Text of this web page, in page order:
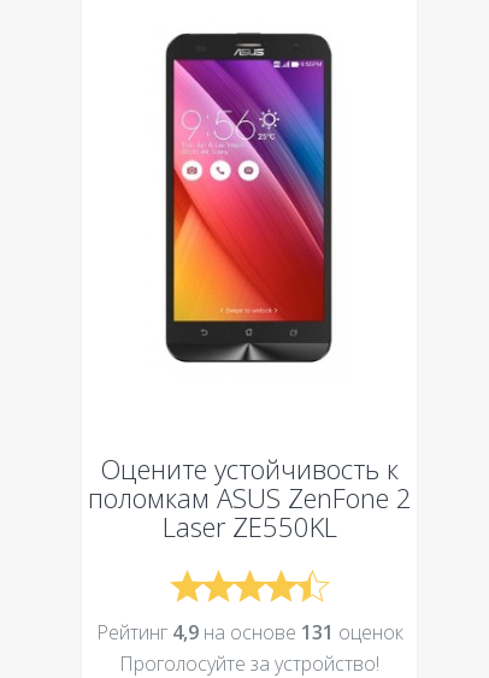
Оцените устойчивость к
поломкам ASUS ZenFone 2
Laser ZE550KL
Рейтинг 4,9на основе 131 оценок
Проголосуйте за устройcтво!